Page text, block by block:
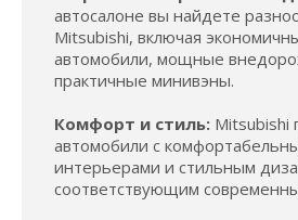
автосалоне вы найдете
Mitsubishi, включая
автомобили, мощные
практичные минивэны.
Комфорт и стиль: Mitsubishi
автомобили с
интерьерами и стильным
соответствующим